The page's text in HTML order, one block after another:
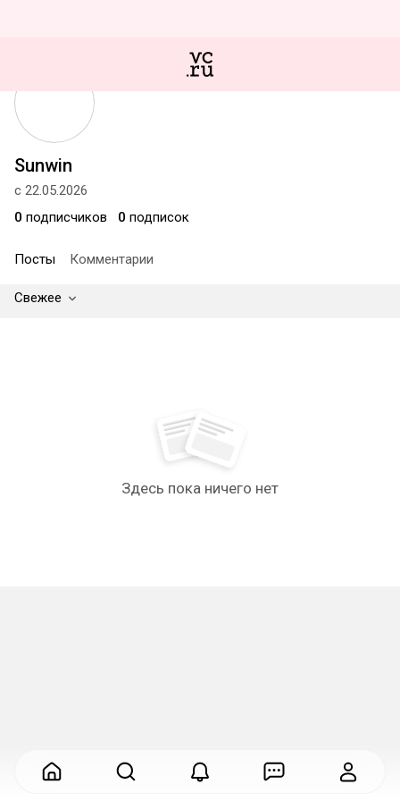
Sunwin
с 22.05.2026
0 подписчиков 0 подписок
Посты Комментарии
Свежее
Здесь пока ничего нет